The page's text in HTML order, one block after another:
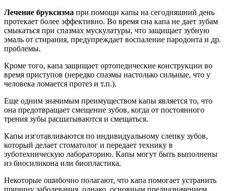
Лечение бруксизма при помощи капы на сегодняшний день
протекает более эффективно. Во время сна капа не дает зубам
смыкаться при спазмах мускулатуры, что защищает зубную
эмаль от стирания, предупреждает воспаление пародонта и др.
проблемы.
Кроме того, капа защищает ортопедические конструкции во
время приступов (нередко спазмы настолько сильные, что у
человека ломается протез и т.п.).
Еще одним значимым преимуществом капы является то, что
она предотвращает смещение зубов, когда от постоянного
трения зубы расшатываются и смещаться.
Капы изготавливаются по индивидуальному слепку зубов,
который делает стоматолог и передает технику в
зуботехническую лабораторию. Капы могут быть выполнены
из биосиликона или биопластика.
Некоторые ошибочно полагают, что капа помогает устранить
причину заболевания, однако, основным предназначением